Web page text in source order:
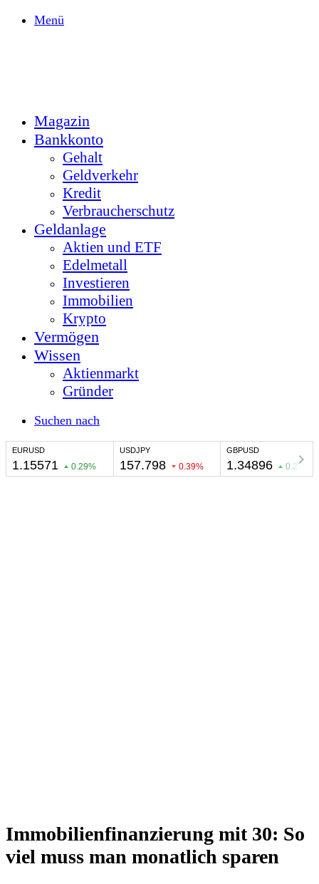
Menü
Magazin
Bankkonto
Gehalt
Geldverkehr
Kredit
Verbraucherschutz
Geldanlage
Aktien und ETF
Edelmetall
Investieren
Immobilien
Krypto
Vermögen
Wissen
Aktienmarkt
Gründer
Suchen nach
Immobilienfinanzierung mit 30: So
viel muss man monatlich sparen